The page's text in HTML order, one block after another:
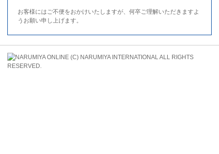
お客様にはご不便をおかけいたしますが、何卒ご理解いただきますよ
うお願い申し上げます。